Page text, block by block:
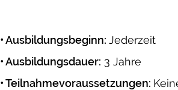
• Ausbildungsbeginn: Jederzeit
• Ausbildungsdauer: 3 Jahre
• Teilnahmevoraussetzungen: